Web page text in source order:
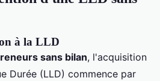
à la LLD
sans bilan, l'acquisition
Durée (LLD) commence par